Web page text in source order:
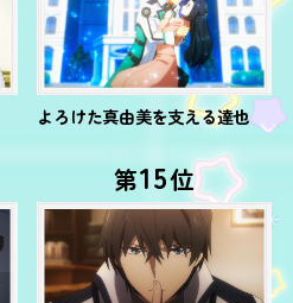
よろけた真由美を支える達也
第15位